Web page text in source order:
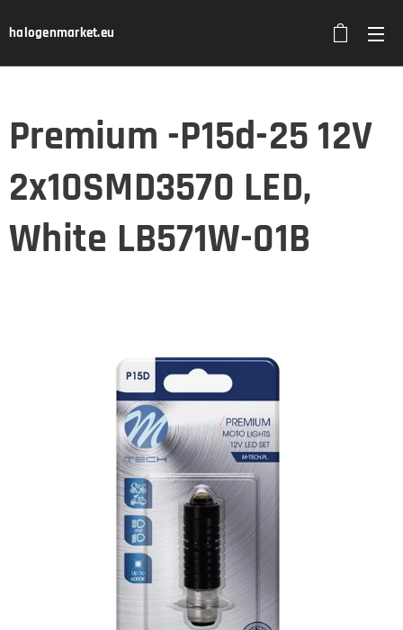
halogenmarket.eu
Premium -P15d-25 12V
2x10SMD3570 LED,
White LB571W-01B